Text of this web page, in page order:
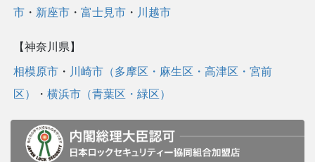
市 ・ 新座市 ・富士見市 ・ 川越市
【神奈川県】
相模原市 ・ 川崎市（多摩区・麻生区・高津区・宮前
区）
・横浜市（青葉区・緑区）